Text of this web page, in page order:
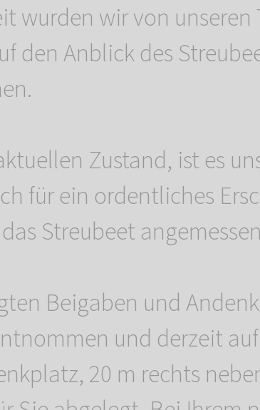
wurden wir von
den Anblick des
Zustand, ist es
für ein ordentliches
Streubeet
Beigaben und
und derzeit
20 m rechts